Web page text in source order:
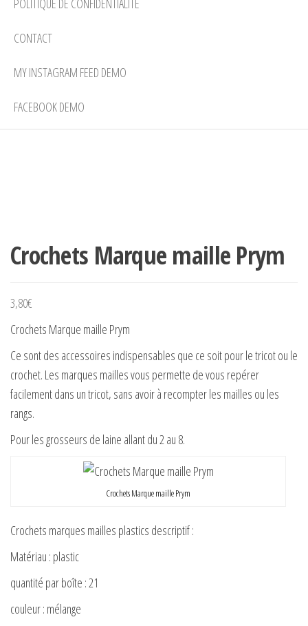
CONTACT
MY INSTAGRAM FEED DEMO
FACEBOOK DEMO
Crochets Marque maille Prym
3,80€
Crochets Marque maille Prym
Ce sont des accessoires indispensables que ce soit pour le tricot ou le
crochet. Les marques mailles vous permette de vous repérer
facilement dans un tricot, sans avoir à recompter les mailles ou les
rangs.
Pour les grosseurs de laine allant du 2 au 8.
Crochets Marque maille Prym
Crochets marques mailles plastics descriptif :
Matériau : plastic
quantité par boîte : 21
couleur : mélange